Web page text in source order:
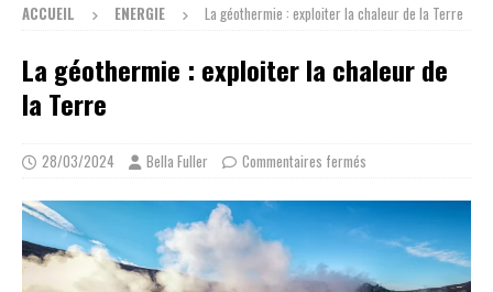
ACCUEIL ENERGIE La géothermie : exploiter la chaleur de la Terre
La géothermie : exploiter la chaleur de
la Terre
28/03/2024 Bella Fuller Commentaires fermés